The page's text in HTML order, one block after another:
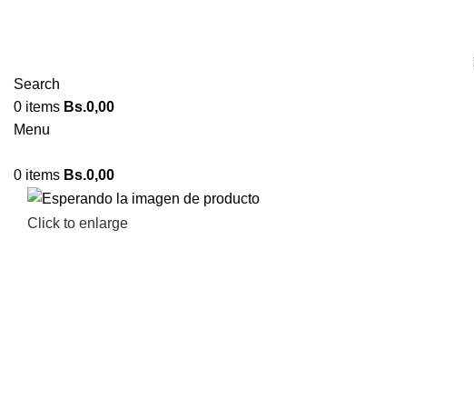
Search
0 items Bs.0,00
Menu
0 items Bs.0,00
Click to enlarge